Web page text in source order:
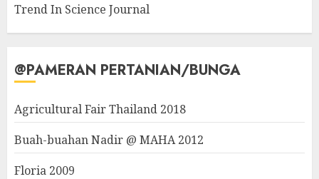
Trend In Science Journal
@PAMERAN PERTANIAN/BUNGA
Agricultural Fair Thailand 2018
Buah-buahan Nadir @ MAHA 2012
Floria 2009